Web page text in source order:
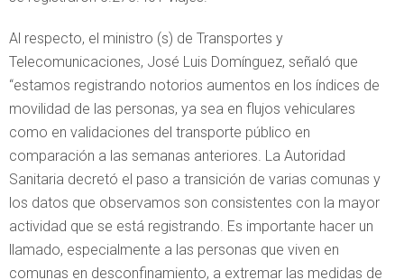
Al respecto, el ministro (s) de Transportes y
Telecomunicaciones, José Luis Domínguez, señaló que
“estamos registrando notorios aumentos en los índices de
movilidad de las personas, ya sea en flujos vehiculares
como en validaciones del transporte público en
comparación a las semanas anteriores. La Autoridad
Sanitaria decretó el paso a transición de varias comunas y
los datos que observamos son consistentes con la mayor
actividad que se está registrando. Es importante hacer un
llamado, especialmente a las personas que viven en
comunas en desconfinamiento, a extremar las medidas de